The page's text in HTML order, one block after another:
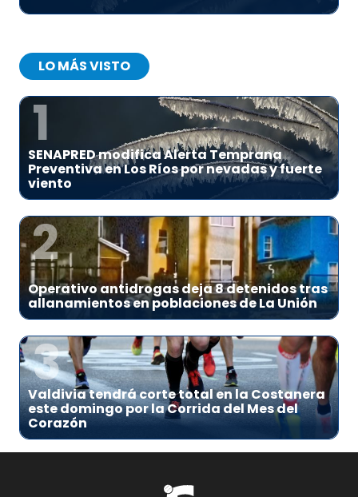
LO MÁS VISTO
1
SENAPRED modifica Alerta Temprana
Preventiva en Los Ríos por nevadas y fuerte
viento
2
Operativo antidrogas deja 8 detenidos tras
allanamientos en poblaciones de La Unión
3
Valdivia tendrá corte total en la Costanera
este domingo por la Corrida del Mes del
Corazón